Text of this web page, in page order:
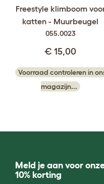
Freestyle klimboom
katten - Muurbeugel
055.0023
€ 15,00
Voorraad controleren in
magazijn...
Meld je aan voor
10% korting